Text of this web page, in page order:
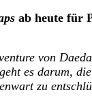
ab heute für
von
es darum, die
zu